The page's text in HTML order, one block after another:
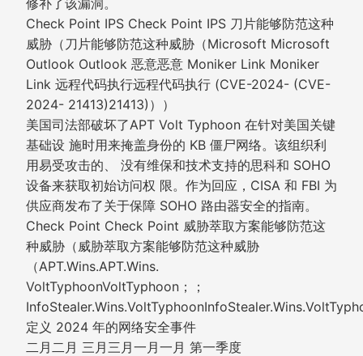
修补了该漏洞。
Check Point IPS Check Point IPS 刀片能够防范这种
威胁（刀片能够防范这种威胁（Microsoft Microsoft
Outlook Outlook 恶意恶意 Moniker Link Moniker
Link 远程代码执行远程代码执行 (CVE-2024- (CVE-
2024- 21413)21413)））
美国司法部破坏了APT Volt Typhoon 在针对美国关键
基础设 施时用来掩盖身份的 KB 僵尸网络。该组织利
用易受攻击的、 没有维保和技术支持的思科和 SOHO
设备来获取初始访问权 限。作为回应，CISA 和 FBI 为
供应商发布了关于保障 SOHO 路由器安全的指南。
Check Point Check Point 威胁萃取方案能够防范这
种威胁（威胁萃取方案能够防范这种威胁
（APT.Wins.APT.Wins.
VoltTyphoonVoltTyphoon；；
定义 2024 年的网络安全事件
二月二月 三月三月一月一月 第一季度